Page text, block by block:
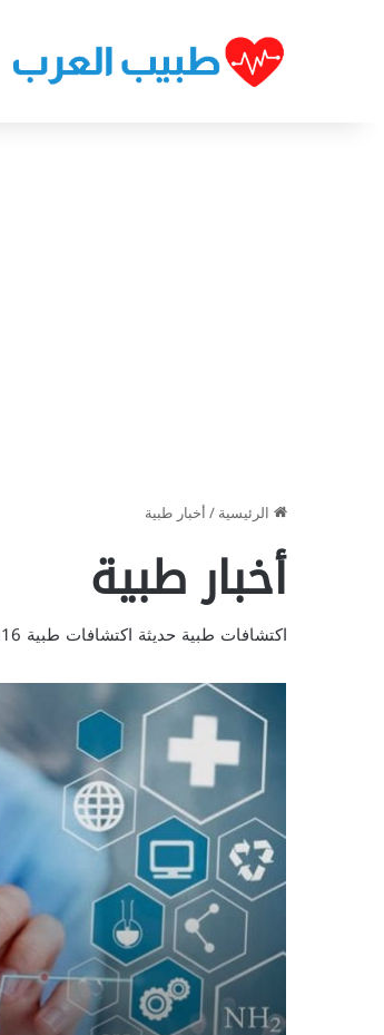
الرئيسية/أخبار طبية
أخبار طبية
اكتشافات طبية حديثة اكتشافات طبية 2016 وأهم وأحدث الاكتشافات الطبية فى شتى مجالات الطب